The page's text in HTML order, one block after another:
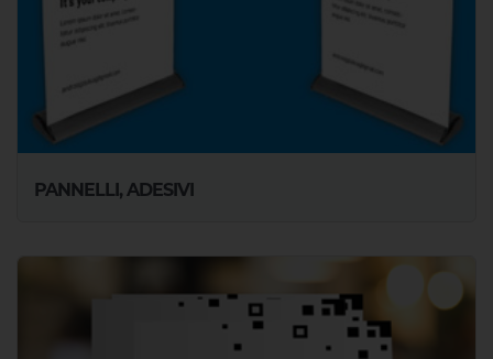
PANNELLI, ADESIVI